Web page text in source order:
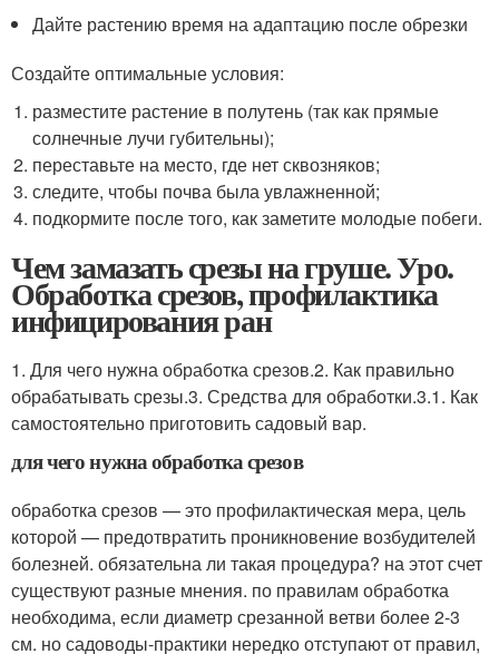
Дайте растению время на адаптацию после обрезки
Создайте оптимальные условия:
разместите растение в полутень (так как прямые
солнечные лучи губительны);
переставьте на место, где нет сквозняков;
следите, чтобы почва была увлажненной;
подкормите после того, как заметите молодые побеги.
Чем замазать срезы на груше. Уро.
Обработка срезов, профилактика
инфицирования ран
1. Для чего нужна обработка срезов.2. Как правильно
обрабатывать срезы.3. Средства для обработки.3.1. Как
самостоятельно приготовить садовый вар.
для чего нужна обработка срезов
обработка срезов — это профилактическая мера, цель
которой — предотвратить проникновение возбудителей
болезней. обязательна ли такая процедура? на этот счет
существуют разные мнения. по правилам обработка
необходима, если диаметр срезанной ветви более 2-3
см. но садоводы-практики нередко отступают от правил,